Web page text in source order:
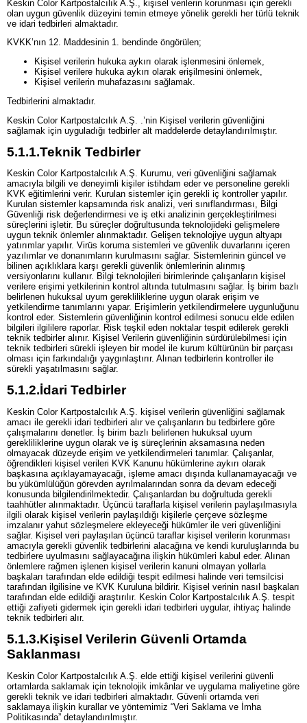
Keskin Color Kartpostalcılık A.Ş., kişisel verilerin korunması için gerekli
olan uygun güvenlik düzeyini temin etmeye yönelik gerekli her türlü teknik
ve idari tedbirleri almaktadır.
KVKK’nın 12. Maddesinin 1. bendinde öngörülen;
Kişisel verilerin hukuka aykırı olarak işlenmesini önlemek,
Kişisel verilere hukuka aykırı olarak erişilmesini önlemek,
Kişisel verilerin muhafazasını sağlamak.
Tedbirlerini almaktadır.
Keskin Color Kartpostalcılık A.Ş. .’nin Kişisel verilerin güvenliğini
sağlamak için uyguladığı tedbirler alt maddelerde detaylandırılmıştır.
5.1.1.Teknik Tedbirler
Keskin Color Kartpostalcılık A.Ş. Kurumu, veri güvenliğini sağlamak
amacıyla bilgili ve deneyimli kişiler istihdam eder ve personeline gerekli
KVK eğitimlerini verir. Kurulan sistemler için gerekli iç kontroller yapılır.
Kurulan sistemler kapsamında risk analizi, veri sınıflandırması, Bilgi
Güvenliği risk değerlendirmesi ve iş etki analizinin gerçekleştirilmesi
süreçlerini işletir. Bu süreçler doğrultusunda teknolojideki gelişmelere
uygun teknik önlemler alınmaktadır. Gelişen teknolojiye uygun altyapı
yatırımlar yapılır. Virüs koruma sistemleri ve güvenlik duvarlarını içeren
yazılımlar ve donanımların kurulmasını sağlar. Sistemlerinin güncel ve
bilinen açıklıklara karşı gerekli güvenlik önlemlerinin alınmış
versiyonlarını kullanır. Bilgi teknolojileri birimlerinde çalışanların kişisel
verilere erişimi yetkilerinin kontrol altında tutulmasını sağlar. İş birim bazlı
belirlenen hukuksal uyum gerekliliklerine uygun olarak erişim ve
yetkilendirme tanımlarını yapar. Erişimlerin yetkilendirmelere uygunluğunu
kontrol eder. Sistemlerin güvenliğinin kontrol edilmesi sonucu elde edilen
bilgileri ilgililere raporlar. Risk teşkil eden noktalar tespit edilerek gerekli
teknik tedbirler alınır. Kişisel Verilerin güvenliğinin sürdürülebilmesi için
teknik tedbirleri sürekli işleyen bir model ile kurum kültürünün bir parçası
olması için farkındalığı yaygınlaştırır. Alınan tedbirlerin kontroller ile
sürekli yaşatılmasını sağlar.
5.1.2.İdari Tedbirler
Keskin Color Kartpostalcılık A.Ş. kişisel verilerin güvenliğini sağlamak
amacı ile gerekli idari tedbirleri alır ve çalışanların bu tedbirlere göre
çalışmalarını denetler. İş birim bazlı belirlenen hukuksal uyum
gerekliliklerine uygun olarak ve iş süreçlerinin aksamasına neden
olmayacak düzeyde erişim ve yetkilendirmeleri tanımlar. Çalışanlar,
öğrendikleri kişisel verileri KVK Kanunu hükümlerine aykırı olarak
başkasına açıklayamayacağı, işleme amacı dışında kullanamayacağı ve
bu yükümlülüğün görevden ayrılmalarından sonra da devam edeceği
konusunda bilgilendirilmektedir. Çalışanlardan bu doğrultuda gerekli
taahhütler alınmaktadır. Üçüncü taraflarla kişisel verilerin paylaşılmasıyla
ilgili olarak kişisel verilerin paylaşıldığı kişilerle çerçeve sözleşme
imzalanır yahut sözleşmelere ekleyeceği hükümler ile veri güvenliğini
sağlar. Kişisel veri paylaşılan üçüncü taraflar kişisel verilerin korunması
amacıyla gerekli güvenlik tedbirlerini alacağına ve kendi kuruluşlarında bu
tedbirlere uyulmasını sağlayacağına ilişkin hükümleri kabul eder. Alınan
önlemlere rağmen işlenen kişisel verilerin kanuni olmayan yollarla
başkaları tarafından elde edildiği tespit edilmesi halinde veri temsilcisi
tarafından ilgilisine ve KVK Kuruluna bildirir. Kişisel verinin nasıl başkaları
tarafından elde edildiği araştırılır. Keskin Color Kartpostalcılık A.Ş. tespit
ettiği zafiyeti gidermek için gerekli idari tedbirleri uygular, ihtiyaç halinde
teknik tedbirleri alır.
5.1.3.Kişisel Verilerin Güvenli Ortamda
Saklanması
Keskin Color Kartpostalcılık A.Ş. elde ettiği kişisel verilerini güvenli
ortamlarda saklamak için teknolojik imkânlar ve uygulama maliyetine göre
gerekli teknik ve idari tedbirleri almaktadır. Güvenli ortamda veri
saklamaya ilişkin kurallar ve yöntemimiz “Veri Saklama ve İmha
Politikasında” detaylandırılmıştır.